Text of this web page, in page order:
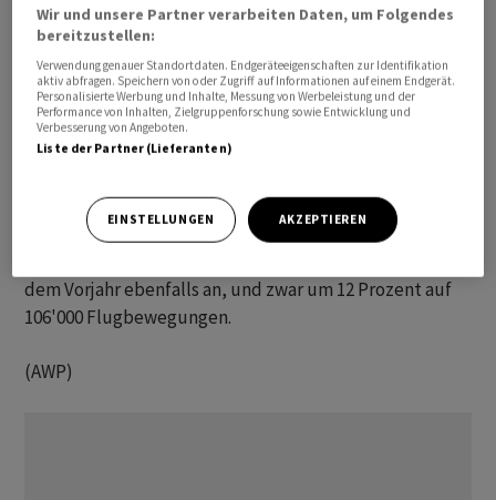
Dies entsprach einer Steigerung um 21 Prozent, wie das
Bundesamt für Statistik (BFS) am Montag mitteilte. Die
Zahlen liegen jedoch immer noch zehn Prozent unter
denjenigen von 2019, dem Jahr vor dem Beginn der
Covid-19-Pandemie. Insgesamt wurden im zweiten
Quartal des laufenden Jahres 13,8 Millionen Passagiere
Die Zahl der Flugbewegungen, also Starts und
dem Vorjahr ebenfalls an, und zwar um 12 Prozent auf
106'000 Flugbewegungen.
(AWP)
Wir und unsere Partner verarbeiten Daten, um Folgendes
bereitzustellen:
Verwendung genauer Standortdaten. Endgeräteeigenschaften zur Identifikation
aktiv abfragen. Speichern von oder Zugriff auf Informationen auf einem Endgerät.
Personalisierte Werbung und Inhalte, Messung von Werbeleistung und der
Performance von Inhalten, Zielgruppenforschung sowie Entwicklung und
Verbesserung von Angeboten.
Liste der Partner (Lieferanten)
EINSTELLUNGEN AKZEPTIEREN